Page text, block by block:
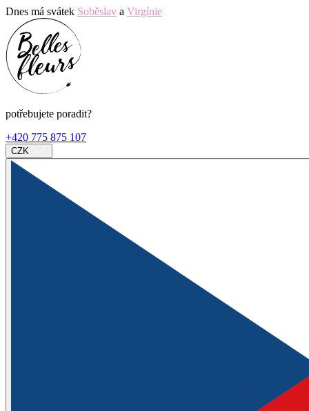
Dnes má svátek Soběslav a Virgínie
potřebujete poradit?
+420 775 875 107
CZK